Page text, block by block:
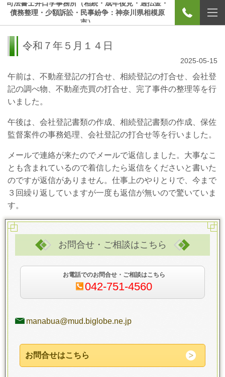
司法書士井口学事務所（相続・成年後見・過払金・
債務整理・少額訴訟・民事紛争：神奈川県相模原
市）
令和７年５月１４日
2025-05-15
午前は、不動産登記の打合せ、相続登記の打合せ、会社登
記の調べ物、不動産売買の打合せ、完了事件の整理等を行
いました。
午後は、会社登記書類の作成、相続登記書類の作成、保佐
監督案件の事務処理、会社登記の打合せ等を行いました。
メールで連絡が来たのでメールで返信しました。大事なこ
とも含まれているので着信したら返信をくださいと書いた
のですが返信がありません。仕事上のやりとりで、今まで
３回繰り返していますが一度も返信が無いので驚いていま
す。
お問合せ・ご相談はこちら
お電話でのお問合せ・ご相談はこちら
042-751-4560
manabua@mud.biglobe.ne.jp
お問合せはこちら